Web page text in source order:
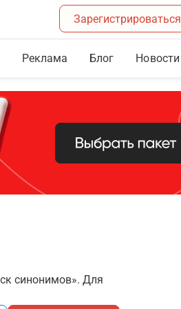
Зарегистрироваться
Реклама Блог Новости
синонимов». Для